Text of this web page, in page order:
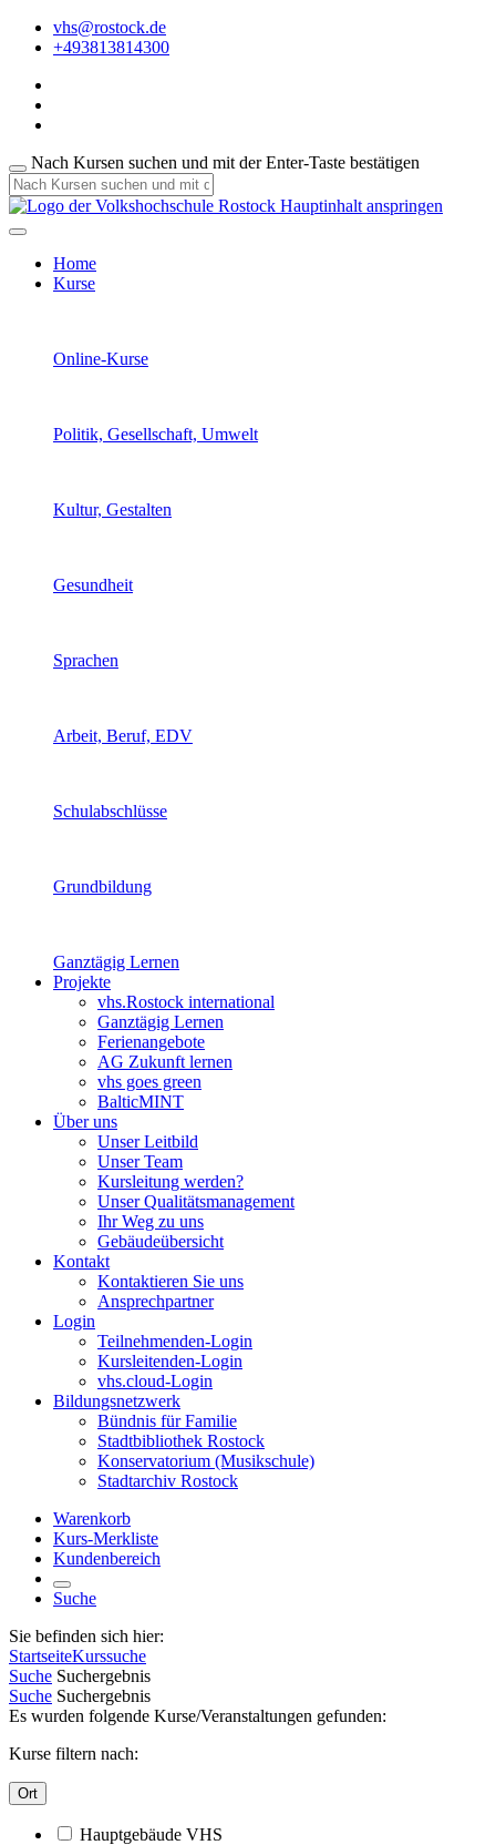
vhs@rostock.de
+493813814300
Nach Kursen suchen und mit der Enter-Taste bestätigen
Hauptinhalt anspringen
Home
Kurse
Online-Kurse
Politik, Gesellschaft, Umwelt
Kultur, Gestalten
Gesundheit
Sprachen
Arbeit, Beruf, EDV
Schulabschlüsse
Grundbildung
Ganztägig Lernen
Projekte
vhs.Rostock international
Ganztägig Lernen
Ferienangebote
AG Zukunft lernen
vhs goes green
BalticMINT
Über uns
Unser Leitbild
Unser Team
Kursleitung werden?
Unser Qualitätsmanagement
Ihr Weg zu uns
Gebäudeübersicht
Kontakt
Kontaktieren Sie uns
Ansprechpartner
Login
Teilnehmenden-Login
Kursleitenden-Login
vhs.cloud-Login
Bildungsnetzwerk
Bündnis für Familie
Stadtbibliothek Rostock
Konservatorium (Musikschule)
Stadtarchiv Rostock
Warenkorb
Kurs-Merkliste
Kundenbereich
Suche
Sie befinden sich hier:
StartseiteKurssuche
Suche Suchergebnis
Suche Suchergebnis
Es wurden folgende Kurse/Veranstaltungen gefunden:
Kurse filtern nach:
Ort
Hauptgebäude VHS